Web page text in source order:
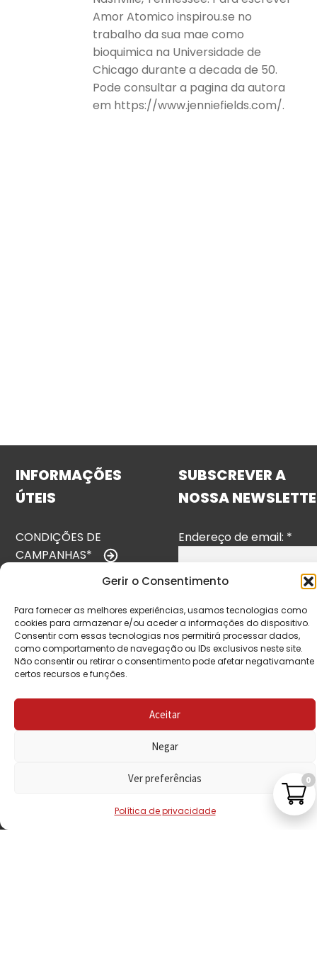
Gerir o Consentimento
Para fornecer as melhores experiências, usamos tecnologias como
cookies para armazenar e/ou aceder a informações do dispositivo.
Consentir com essas tecnologias nos permitirá processar dados,
como comportamento de navegação ou IDs exclusivos neste site.
Não consentir ou retirar o consentimento pode afetar negativamante
certos recursos e funções.
Aceitar
Negar
Ver preferências
Política de privacidade
Amor Atomico inspirou.se no
trabalho da sua mae como
bioquimica na Universidade de
Chicago durante a decada de 50.
Pode consultar a pagina da autora
em https://www.jenniefields.com/.
INFORMAÇÕES
ÚTEIS
CONDIÇÕES DE
CAMPANHAS*
POLÍTICA DE
PRIVACIDADE
POLÍTICA DE
REEMBOLSO
LIVRO DE
SUBSCREVER A
NOSSA
Endereço de email: *
0